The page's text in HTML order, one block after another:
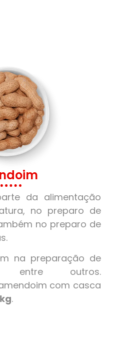
da alimentação
no preparo de
no preparo de
na preparação de
entre outros.
com casca
.